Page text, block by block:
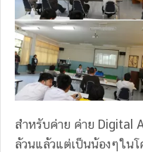
สำหรับค่าย ค่าย Digital
ล้วนแล้วแต่เป็นน้องๆในโ